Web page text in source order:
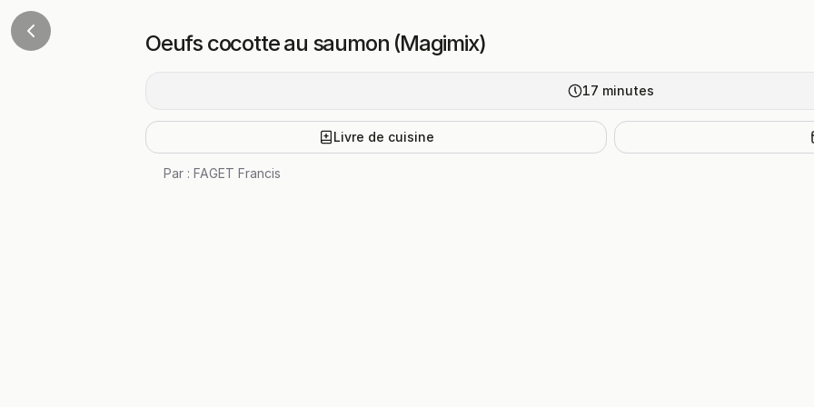
Oeufs cocotte au saumon (Magimix)
17 minutes
Livre de cuisine
Par : FAGET Francis